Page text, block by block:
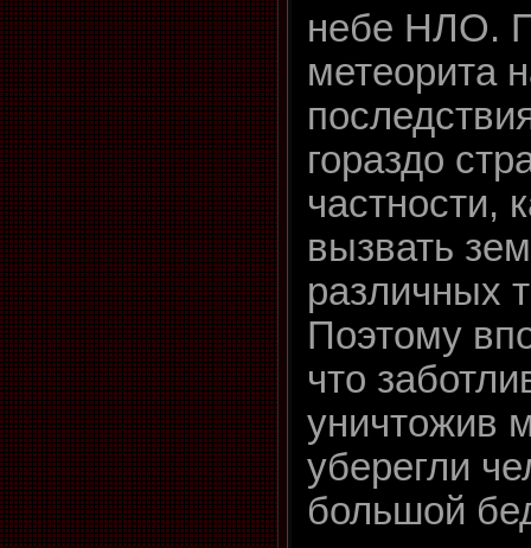
небе НЛО.
метеорита
гораздо
частности,
вызвать
различных
Поэтому
что
уничтожив
уберегли
большой